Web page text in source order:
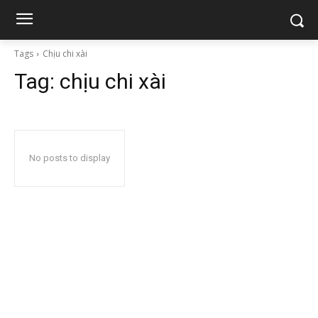
Tags Chịu chi xài
Tag: chịu chi xài
No posts to display